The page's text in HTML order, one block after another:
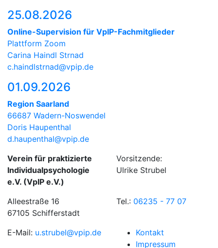
25.08.2026
Online-Supervision für VpIP-Fachmitglieder
Plattform Zoom
Carina Haindl Strnad
c.haindlstrnad@vpip.de
01.09.2026
Region Saarland
66687 Wadern-Noswendel
Doris Haupenthal
d.haupenthal@vpip.de
Verein für praktizierte
Individualpsychologie
e.V. (VpIP e.V.)
Vorsitzende:
Ulrike Strubel
Alleestraße 16
67105 Schifferstadt
Tel.: 06235 - 77 07
E-Mail: u.strubel@vpip.de
Kontakt
Impressum